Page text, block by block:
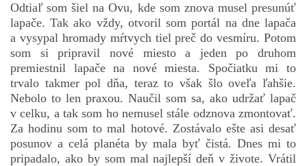
Odtiaľ som šiel na Ovu, kde som znova musel presunúť
lapače. Tak ako vždy, otvoril som portál na dne lapača
a vysypal hromady mŕtvych tiel preč do vesmíru. Potom
som si pripravil nové miesto a jeden po druhom
premiestnil lapače na nové miesta. Spočiatku mi to
trvalo takmer pol dňa, teraz to však šlo oveľa ľahšie.
Nebolo to len praxou. Naučil som sa, ako udržať lapač
v celku, a tak som ho nemusel stále odznova zmontovať.
Za hodinu som to mal hotové. Zostávalo ešte asi desať
posunov a celá planéta by mala byť čistá. Dnes mi to
pripadalo, ako by som mal najlepší deň v živote. Vrátil